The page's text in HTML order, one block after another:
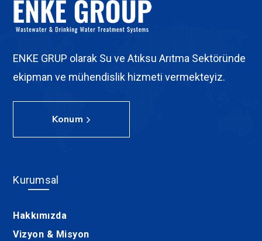
ENKE GRUP olarak Su ve Atıksu Arıtma Sektöründe
ekipman ve mühendislik hizmeti vermekteyiz.
Konum
Kurumsal
Hakkımızda
Vizyon & Misyon